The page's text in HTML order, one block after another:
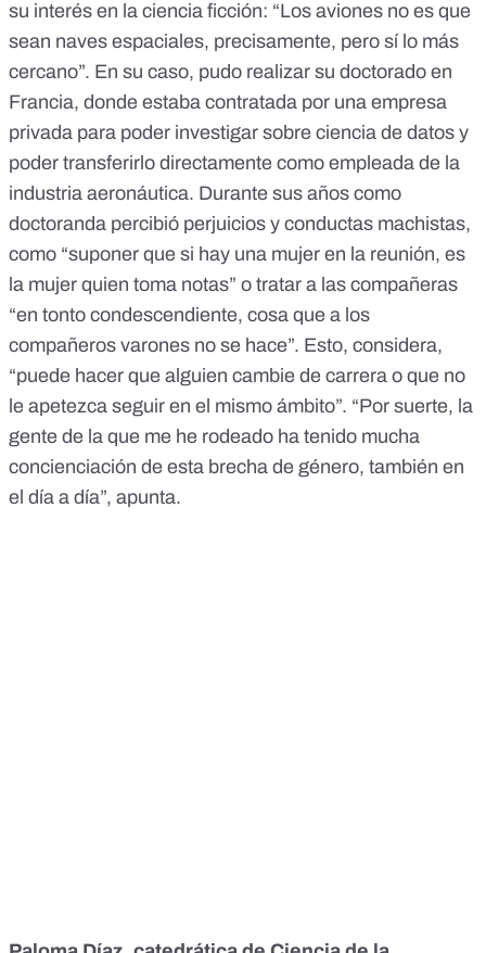
su interés en la ciencia ficción: “Los aviones no es que
sean naves espaciales, precisamente, pero sí lo más
cercano”. En su caso, pudo realizar su doctorado en
Francia, donde estaba contratada por una empresa
privada para poder investigar sobre ciencia de datos y
poder transferirlo directamente como empleada de la
industria aeronáutica. Durante sus años como
doctoranda percibió perjuicios y conductas machistas,
como “suponer que si hay una mujer en la reunión, es
la mujer quien toma notas” o tratar a las compañeras
“en tonto condescendiente, cosa que a los
compañeros varones no se hace”. Esto, considera,
“puede hacer que alguien cambie de carrera o que no
le apetezca seguir en el mismo ámbito”. “Por suerte, la
gente de la que me he rodeado ha tenido mucha
concienciación de esta brecha de género, también en
el día a día”, apunta.